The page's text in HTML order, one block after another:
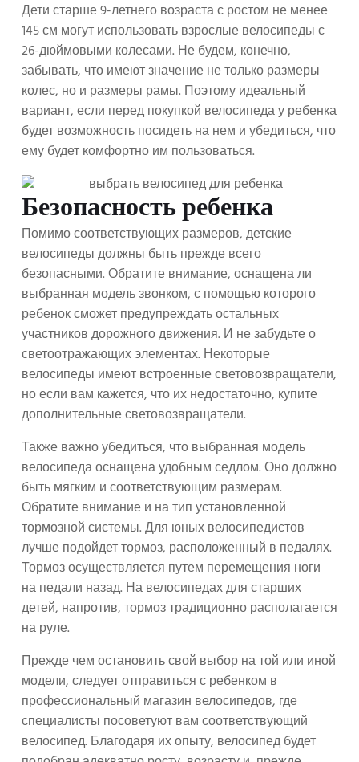
Дети старше 9-летнего возраста с ростом не менее
145 см могут использовать взрослые велосипеды с
26-дюймовыми колесами. Не будем, конечно,
забывать, что имеют значение не только размеры
колес, но и размеры рамы. Поэтому идеальный
вариант, если перед покупкой велосипеда у ребенка
будет возможность посидеть на нем и убедиться, что
ему будет комфортно им пользоваться.
Безопасность ребенка
Помимо соответствующих размеров, детские
велосипеды должны быть прежде всего
безопасными. Обратите внимание, оснащена ли
выбранная модель звонком, с помощью которого
ребенок сможет предупреждать остальных
участников дорожного движения. И не забудьте о
светоотражающих элементах. Некоторые
велосипеды имеют встроенные световозвращатели,
но если вам кажется, что их недостаточно, купите
дополнительные световозвращатели.
Также важно убедиться, что выбранная модель
велосипеда оснащена удобным седлом. Оно должно
быть мягким и соответствующим размерам.
Обратите внимание и на тип установленной
тормозной системы. Для юных велосипедистов
лучше подойдет тормоз, расположенный в педалях.
Тормоз осуществляется путем перемещения ноги
на педали назад. На велосипедах для старших
детей, напротив, тормоз традиционно располагается
на руле.
Прежде чем остановить свой выбор на той или иной
модели, следует отправиться с ребенком в
профессиональный магазин велосипедов, где
специалисты посоветуют вам соответствующий
велосипед. Благодаря их опыту, велосипед будет